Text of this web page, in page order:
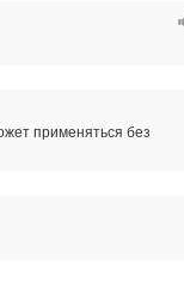
применяться без